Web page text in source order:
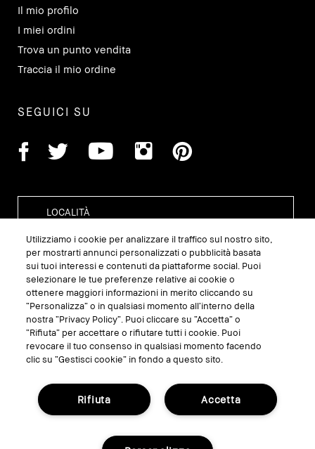
Il mio profilo
I miei ordini
Trova un punto vendita
Traccia il mio ordine
SEGUICI SU
GESTISCI I COOKIE DEL SITO
TERMINI E CONDIZIONI
INFORMATIVA SULLA PRIVACY
REGOLAMENTO PROMO
© Bobbi Brown Professional Cosmetics, Inc.
Utilizziamo i cookie per analizzare il traffico sul nostro sito,
per mostrarti annunci personalizzati o pubblicità basata
sui tuoi interessi e contenuti da piattaforme social. Puoi
selezionare le tue preferenze relative ai cookie o
ottenere maggiori informazioni in merito cliccando su
“Personalizza” o in qualsiasi momento all’interno della
nostra “Privacy Policy”. Puoi cliccare su “Accetta” o
“Rifiuta” per accettare o rifiutare tutti i cookie. Puoi
revocare il tuo consenso in qualsiasi momento facendo
clic su “Gestisci cookie” in fondo a questo sito.
Accetta
Rifiuta